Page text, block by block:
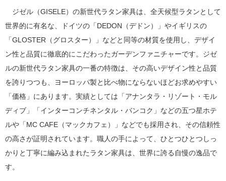
ジゼル（GISELE）の新世代ラタン家具は、全天候型ラタンとして
世界的に有名な、ドイツの「DEDON（デドン）」やイギリスの
「GLOSTER（グロスター）」などと同等の材質を使用し、デザイ
ン性と品質に徹底的にこだわったガーデンファニチャーです。ジゼ
ルの新世代ラタン家具の一番の特徴は、その高いデザイン性と品質
を誇りつつも、ヨーロッパ製と比べ物にならないほどお求めやすい
「価格」にあります。実績としては「アナンタラ・リゾート・モル
ディブ」「インターコンチネンタル・バンコク」などの五つ星ホテ
ルや「MC CAFE（マックカフェ）」などでも採用され、その信頼性
の高さが証明されています。職人の手によって、ひとつひとつしっ
かりと丁寧に編み込まれたラタン家具は、世界に誇る自慢の逸品で
す。